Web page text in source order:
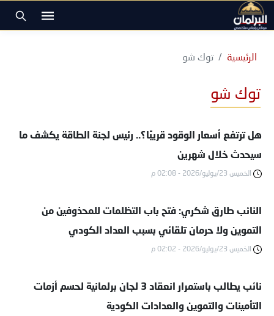
الرئيسية توك شو
توك شو
هل ترتفع أسعار الوقود قريبًا؟.. رئيس لجنة الطاقة يكشف ما
سيحدث خلال شهرين
الخميس 23/يوليو/2026 - 02:08 م
النائب طارق شكري: فتح باب التظلمات للمحذوفين من
التموين ولا حرمان تلقائي بسبب العداد الكودي
الخميس 23/يوليو/2026 - 02:02 م
نائب يطالب باستمرار انعقاد 3 لجان برلمانية لحسم أزمات
التأمينات والتموين والعدادات الكودية